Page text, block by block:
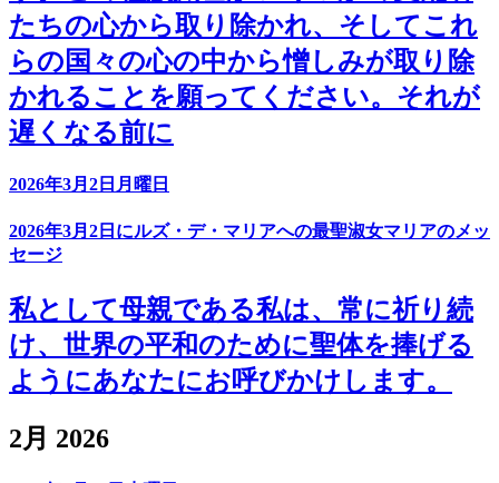
たちの心から取り除かれ、そしてこれ
らの国々の心の中から憎しみが取り除
かれることを願ってください。それが
遅くなる前に
2026年3月2日月曜日
2026年3月2日にルズ・デ・マリアへの最聖淑女マリアのメッ
セージ
私として母親である私は、常に祈り続
け、世界の平和のために聖体を捧げる
ようにあなたにお呼びかけします。
2月 2026